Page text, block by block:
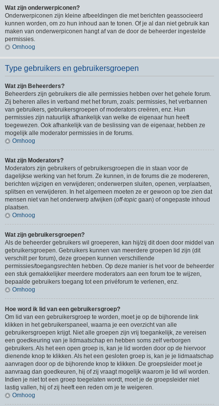
Wat zijn onderwerpiconen?
Onderwerpiconen zijn kleine afbeeldingen die met berichten geassocieerd
kunnen worden, om zo hun inhoud aan te tonen. Of je al dan niet gebruik kan
maken van onderwerpiconen hangt af van de door de beheerder ingestelde
permissies.
Omhoog
Type gebruikers en gebruikersgroepen
Wat zijn Beheerders?
Beheerders zijn gebruikers die alle permissies hebben over het gehele forum.
Zij beheren alles in verband met het forum, zoals: permissies, het verbannen
van gebruikers, gebruikersgroepen of moderators creëren, enz. Hun
permissies zijn natuurlijk afhankelijk van welke de eigenaar hun heeft
toegewezen. Ook afhankelijk van de beslissing van de eigenaar, hebben ze
mogelijk alle moderator permissies in de forums.
Omhoog
Wat zijn Moderators?
Moderators zijn gebruikers of gebruikersgroepen die in staan voor de
dagelijkse werking van het forum. Ze kunnen, in de forums die ze modereren,
berichten wijzigen en verwijderen; onderwerpen sluiten, openen, verplaatsen,
splitsen en verwijderen. In het algemeen moeten ze er gewoon op toe zien dat
mensen niet van het onderwerp afwijken (off-topic gaan) of ongepaste inhoud
plaatsen.
Omhoog
Wat zijn gebruikersgroepen?
Als de beheerder gebruikers wil groeperen, kan hij/zij dit doen door middel van
gebruikersgroepen. Gebruikers kunnen van meerdere groepen lid zijn (dit
verschilt per forum), deze groepen kunnen verschillende
permissies/toegangsrechten hebben. Op deze manier is het voor de beheerder
een stuk gemakkelijker meerdere moderators aan een forum toe te wijzen,
bepaalde gebruikers toegang tot een privéforum te verlenen, enz.
Omhoog
Hoe word ik lid van een gebruikersgroep?
Om lid van een gebruikersgroep te worden, moet je op de bijhorende link
klikken in het gebruikerspaneel, waarna je een overzicht van alle
gebruikersgroepen krijgt. Niet alle groepen zijn vrij toegankelijk, ze vereisen
een goedkeuring van je lidmaatschap en hebben soms zelf verborgen
gebruikers. Als het een open groep is, kan je lid worden door op de hiervoor
dienende knop te klikken. Als het een gesloten groep is, kan je je lidmaatschap
aanvragen door op de bijhorende knop te klikken. De groepsleider moet je
aanvraag dan goedkeuren, hij of zij vraagt mogelijk waarom je lid wil worden.
Indien je niet tot een groep toegelaten wordt, moet je de groepsleider niet
lastig vallen, hij of zij heeft een reden om je te weigeren.
Omhoog